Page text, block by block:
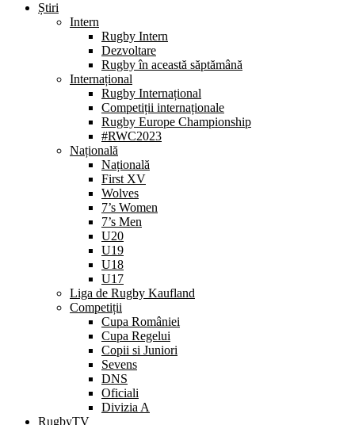
Știri
Intern
Rugby Intern
Dezvoltare
Rugby în această săptămână
Internațional
Rugby Internațional
Competiții internaționale
Rugby Europe Championship
#RWC2023
Națională
Națională
First XV
Wolves
7’s Women
7’s Men
U20
U19
U18
U17
Liga de Rugby Kaufland
Competiții
Cupa României
Cupa Regelui
Copii si Juniori
Sevens
DNS
Oficiali
Divizia A
RugbyTV